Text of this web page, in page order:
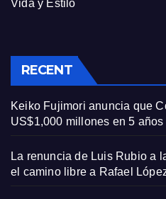
Vida y Estilo
RECENT
Keiko Fujimori anuncia que
US$1,000 millones en 5 años
La renuncia de Luis Rubio a
el camino libre a Rafael